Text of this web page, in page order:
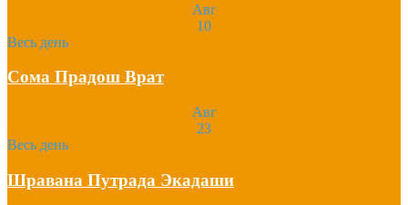
Авг
10
Весь день
Сома Прадош Врат
Авг
23
Весь день
Шравана Путрада Экадаши